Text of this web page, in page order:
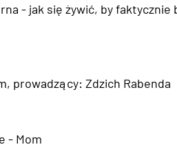
- jak się żywić, by faktycznie
prowadzący: Zdzich Rabenda
- Mom